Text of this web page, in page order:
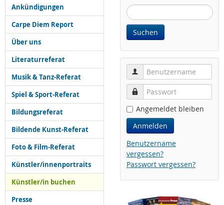
Ankündigungen
Carpe Diem Report
Über uns
Literaturreferat
Musik & Tanz-Referat
Spiel & Sport-Referat
Bildungsreferat
Bildende Kunst-Referat
Foto & Film-Referat
Künstler/innenportraits
Künstler/in buchen
Presse
Website
durchsuchen:
Suchen
Benutzername
Passwort
Angemeldet bleiben
Anmelden
Benutzername
vergessen?
Passwort vergessen?